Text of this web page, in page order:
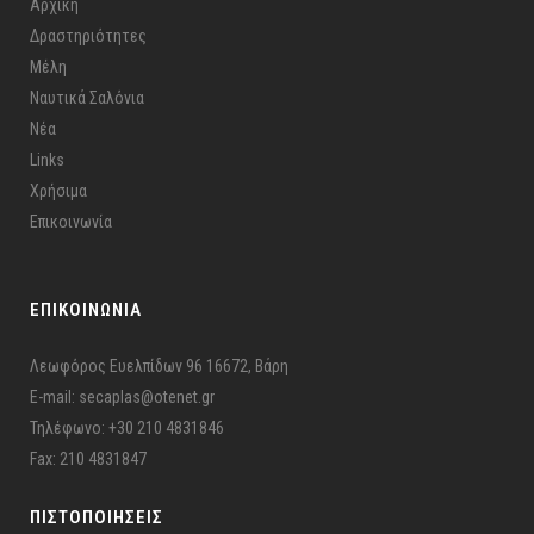
Αρχική
Δραστηριότητες
Μέλη
Ναυτικά Σαλόνια
Νέα
Links
Χρήσιμα
Επικοινωνία
ΕΠΙΚΟΙΝΩΝΙΑ
Λεωφόρος Ευελπίδων 96 16672, Βάρη
E-mail: secaplas@otenet.gr
Τηλέφωνο: +30 210 4831846
Fax: 210 4831847
ΠΙΣΤΟΠΟΙΉΣΕΙΣ